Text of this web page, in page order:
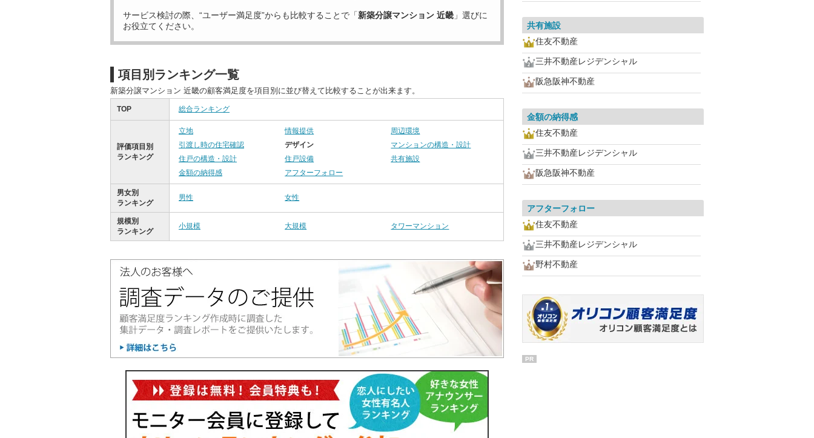
サービス検討の際、“ユーザー満足度”からも比較することで「新築分譲マンション 近畿 」選びに
お役立てください。
項目別ランキング一覧
新築分譲マンション 近畿の顧客満足度を項目別に並び替えて比較することが出来ます。
TOP 総合ランキング
評価項目別
ランキング
立地 情報提供
周辺環境
引渡し時の住宅確認
デザイン
マンションの構造・設計
住戸の構造・設計
住戸設備
共有施設
金額の納得感
アフターフォロー
男女別
ランキング
男性 女性
規模別
ランキング
小規模 大規模 タワーマンション
共有施設
住友不動産
三井不動産レジデンシャル
阪急阪神不動産
金額の納得感
住友不動産
三井不動産レジデンシャル
阪急阪神不動産
アフターフォロー
住友不動産
三井不動産レジデンシャル
野村不動産
PR